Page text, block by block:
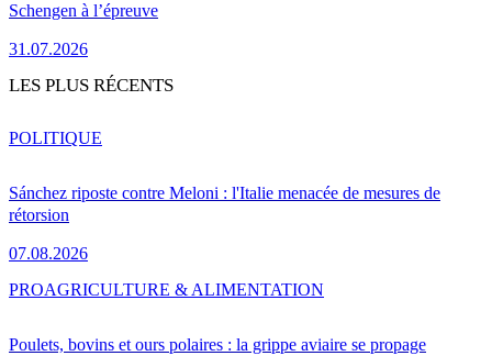
Schengen à l’épreuve
31.07.2026
LES PLUS RÉCENTS
Sánchez riposte contre Meloni : l'Italie menacée de mesures de
rétorsion
07.08.2026
POLITIQUE
Poulets, bovins et ours polaires : la grippe aviaire se propage
PROAGRICULTURE & ALIMENTATION